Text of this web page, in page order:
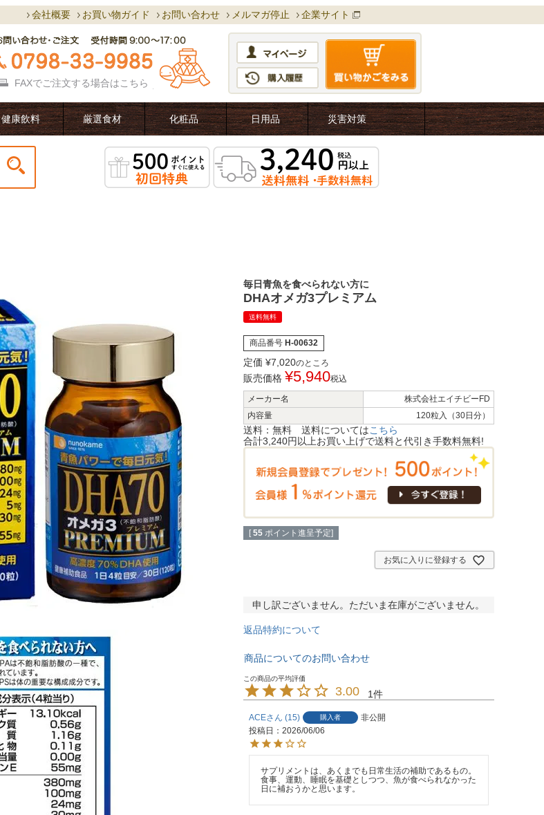
会社概要 お買い物ガイド お問い合わせ メルマガ停止 企業サイト
FAXでご注文する場合は こちら
健康飲料 厳選食材 化粧品 日用品 災害対策
毎日青魚を食べられない方に
DHAオメガ3プレミアム
送料無料
商品番号 H-00632
定価 ¥7,020のところ
販売価格 ¥5,940税込
メーカー名
株式会社エイチビーFD
内容量
120粒入（30日分）
送料：無料 送料についてはこちら
合計3,240円以上お買い上げで送料と代引き手数料無料!
[ 55 ポイント進呈予定]
お気に入りに登録する
申し訳ございません。ただいま在庫がございません。
返品特約について
商品についてのお問い合わせ
3.00 1
ACE 15 購入者
非公開
投稿日
2026/06/06
サプリメントは、あくまでも日常生活の補助であるもの。
食事、運動、睡眠を基礎としつつ、魚が食べられなかった
日に補おうかと思います。